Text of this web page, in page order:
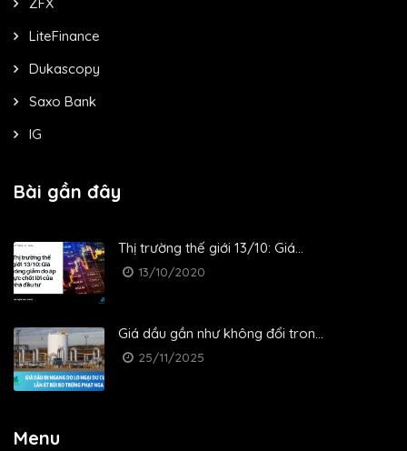
LiteFinance
Dukascopy
Saxo Bank
IG
Bài gần đây
Thị trường thế giới 13/10: Giá...
13/10/2020
Giá dầu gần như không đổi tron...
25/11/2025
Menu